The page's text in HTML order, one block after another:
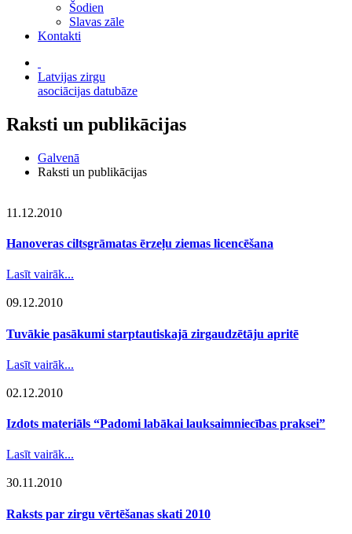
Šodien
Slavas zāle
Kontakti
Latvijas zirgu
asociācijas datubāze
Raksti un publikācijas
Galvenā
Raksti un publikācijas
11.12.2010
Hanoveras ciltsgrāmatas ērzeļu ziemas licencēšana
Lasīt vairāk...
09.12.2010
Tuvākie pasākumi starptautiskajā zirgaudzētāju apritē
Lasīt vairāk...
02.12.2010
Izdots materiāls “Padomi labākai lauksaimniecības praksei”
Lasīt vairāk...
30.11.2010
Raksts par zirgu vērtēšanas skati 2010